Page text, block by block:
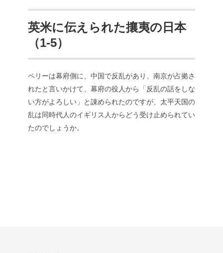
英米に伝えられた攘夷の日本
（1-5）
ペリーは幕府側に、中国で反乱があり、南京が占拠さ
れたと言いかけて、幕府の役人から「反乱の話をしな
い方がよろしい」と諌められたのですが、太平天国の
乱は同時代人のイギリス人からどう受け止められてい
たのでしょうか。